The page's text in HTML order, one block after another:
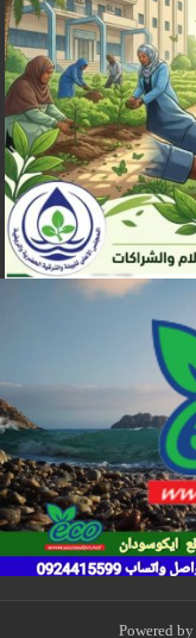
Powered by